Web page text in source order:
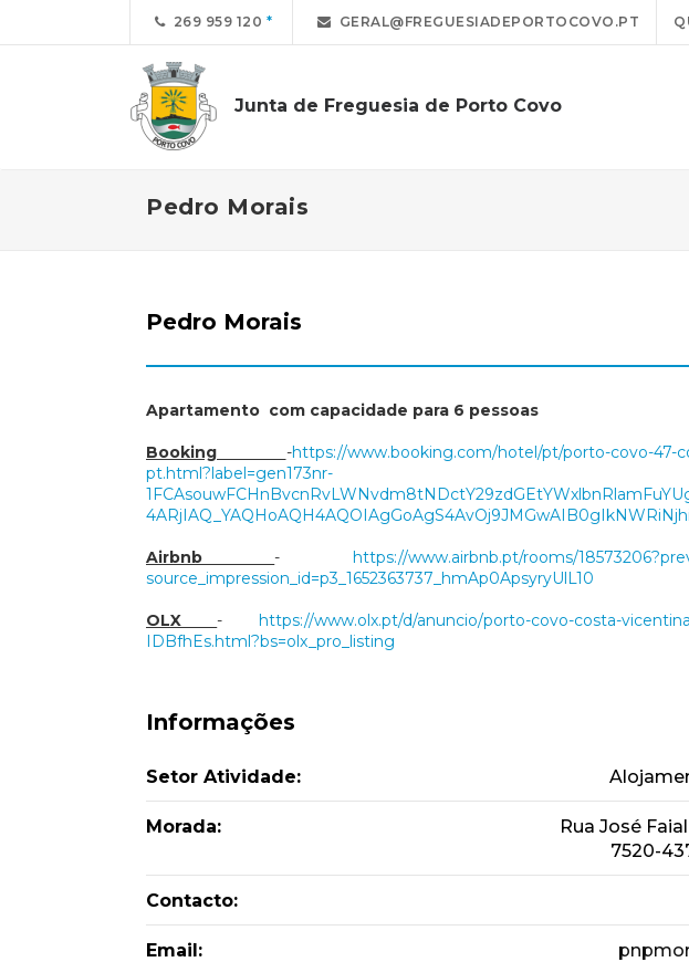
269 959 120 GERAL@FREGUESIADEPORTOCOVO.PT
Junta de Freguesia de Porto Covo
Pedro Morais
Pedro Morais
Apartamento com capacidade para 6 pessoas
Booking -https://www.booking.com/hotel/pt/porto-covo-47-
pt.html?label=gen173nr-
Airbnb- https://www.airbnb.pt/rooms/
source_impression_id=p3_ 1652363737_hmAp0ApsyryUlL10
OLX- https://www.olx.pt/d/anuncio/porto-covo-costa-
IDBfhEs.html?bs=olx_pro_listing
Informações
Setor Atividade:
Morada:
Rua José Faial
7520-
Contacto:
Email: